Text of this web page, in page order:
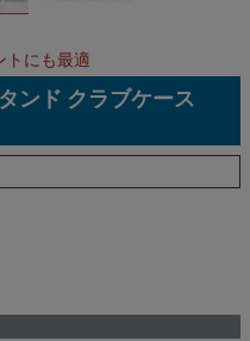
トにも最適
ンド クラブケース